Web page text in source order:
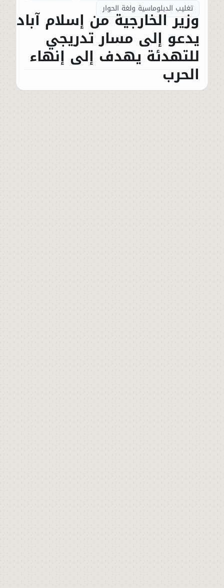
وزير الخارجية من إسلام آباد
يدعو إلى مسار تدريجي
للتهدئة يهدف إلى إنهاء
الحرب
تغليب الدبلوماسية ولغة الحوار